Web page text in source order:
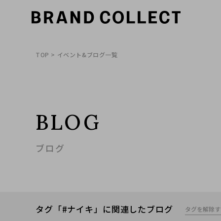
TOP > イベント&ブログ一覧
BLOG
ブログ
タグ「#ナイキ」に関連したブログ タグを解除